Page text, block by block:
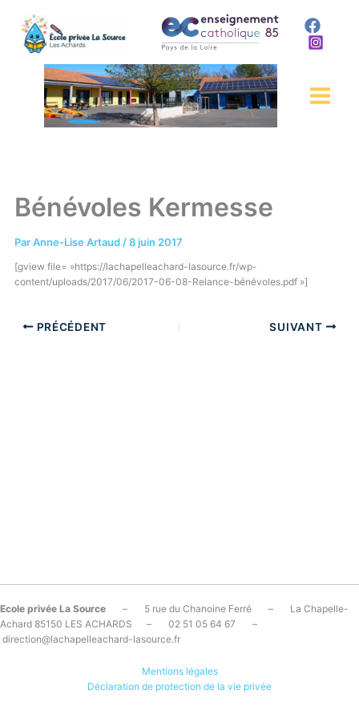
contenu
Bénévoles Kermesse
ParAnne-Lise Artaud /8 juin 2017
[gview file= »https://lachapelleachard-lasource.fr/wp-
content/uploads/2017/06/2017-06-08-Relance-bénévoles.pdf »]
PRÉCÉDENT SUIVANT
Ecole privée La Source – 5 rue du Chanoine Ferré – La Chapelle-
Achard 85150 LES ACHARDS – 02 51 05 64 67 –
direction@lachapelleachard-lasource.fr
Mentions légales
Déclaration de protection de la vie privée